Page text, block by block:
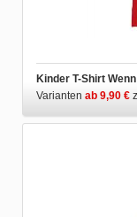
Varianten ab 9,90 €